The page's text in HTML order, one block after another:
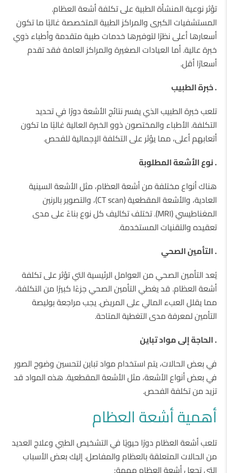
تؤثر نوعية المنشأة الطبية على تكلفة أشعة العظام.
المستشفيات الكبرى والمراكز الطبية المتخصصة غالبًا ما تكون
أسعارها أعلى نظرًا لتوفيرها خدمات طبية متقدمة وأطباء ذوي
خبرة عالية. أما العيادات الصغيرة والمراكز العامة فقد تقدم
أسعارًا أقل.
. خبرة الطبيب
تلعب خبرة الطبيب الذي يفسر نتائج الأشعة دورًا في تحديد
التكلفة. الأطباء والمختصون ذوو الخبرة العالية غالبًا ما تكون
أتعابهم أعلى، مما يؤثر على التكلفة الإجمالية للفحص.
. نوع الأشعة المطلوبة
هناك أنواع مختلفة من أشعة العظام، مثل الأشعة السينية
العادية، والأشعة المقطعية (CT scan)، والتصوير بالرنين
المغناطيسي (MRI). تختلف تكاليف كل نوع بناءً على مدى
تعقيده والتقنيات المستخدمة.
. التأمين الصحي
يُعد التأمين الصحي من العوامل الرئيسية التي تؤثر على تكلفة
أشعة العظام. قد يغطي التأمين الصحي جزءًا كبيرًا من التكلفة،
مما يقلل العبء المالي على المريض. يجب مراجعة بوليصة
التأمين لمعرفة مدى التغطية المتاحة.
. الحاجة إلى مواد تباين
في بعض الحالات، يتم استخدام مواد تباين لتحسين وضوح الصور
في بعض أنواع الأشعة، مثل الأشعة المقطعية. هذه المواد قد
تزيد من تكلفة الفحص.
أهمية أشعة العظام
تلعب أشعة العظام دورًا حيويًا في التشخيص الطبي وعلاج العديد
من الحالات المتعلقة بالعظام والمفاصل. إليك بعض الأسباب
التي تجعل أشعة العظام مهمة: